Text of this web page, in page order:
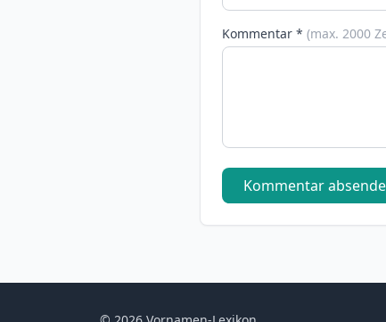
Kommentar * (max. 2000
Kommentar